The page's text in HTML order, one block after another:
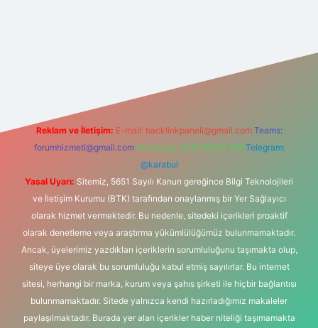
Reklam ve İletişim: E-mail: backlinkpaneli@gmail.com Teams:
forumhizmeti@gmail.com Whatsapp: 0262 606 0 726 Telegram:
@karabul
Yasal Uyarı: Sitemiz, 5651 Sayılı Kanun gereğince Bilgi Teknolojileri
ve İletişim Kurumu (BTK) tarafından onaylanmış bir Yer Sağlayıcı
olarak hizmet vermektedir. Bu nedenle, sitedeki içerikleri proaktif
olarak denetleme veya araştırma yükümlülüğümüz bulunmamaktadır.
Ancak, üyelerimiz yazdıkları içeriklerin sorumluluğunu taşımakta olup,
siteye üye olarak bu sorumluluğu kabul etmiş sayılırlar. Bu internet
sitesi, herhangi bir marka, kurum veya şahıs şirketi ile hiçbir bağlantısı
bulunmamaktadır. Sitede yalnızca kendi hazırladığımız makaleler
paylaşılmaktadır. Burada yer alan içerikler haber niteliği taşımamakta